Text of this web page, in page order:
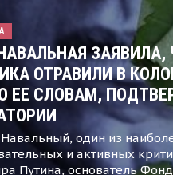
ЗАЯВИЛА,
ОТРАВИЛИ В
ЕЕ СЛОВАМ,
один из
и активных
Путина, основатель